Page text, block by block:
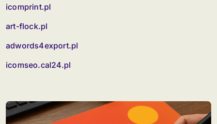
icomprint.pl
art-flock.pl
adwords4export.pl
icomseo.cal24.pl